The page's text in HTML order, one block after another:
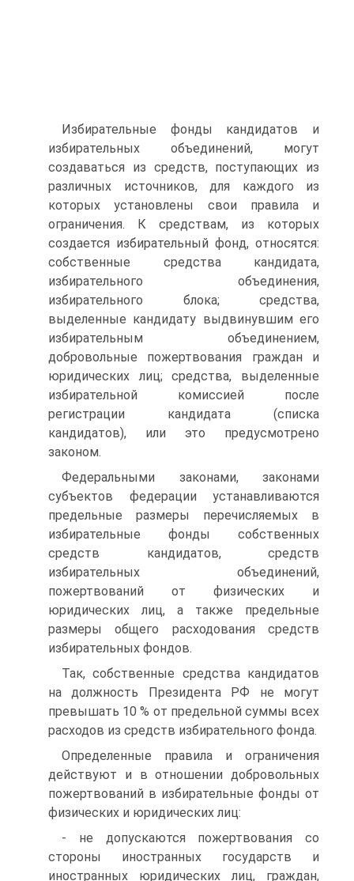
Избирательные фонды кандидатов и
избирательных объединений, могут
создаваться из средств, поступающих из
различных источников, для каждого из
которых установлены свои правила и
ограничения. К средствам, из которых
создается избирательный фонд, относятся:
собственные средства кандидата,
избирательного объединения,
избирательного блока; средства,
выделенные кандидату выдвинувшим его
избирательным объединением,
добровольные пожертвования граждан и
юридических лиц; средства, выделенные
избирательной комиссией после
регистрации кандидата (списка
кандидатов), или это предусмотрено
законом.
Федеральными законами, законами
субъектов федерации устанавливаются
предельные размеры перечисляемых в
избирательные фонды собственных
средств кандидатов, средств
избирательных объединений,
пожертвований от физических и
юридических лиц, а также предельные
размеры общего расходования средств
избирательных фондов.
Так, собственные средства кандидатов
на должность Президента РФ не могут
превышать 10 % от предельной суммы всех
расходов из средств избирательного фонда.
Определенные правила и ограничения
действуют и в отношении добровольных
пожертвований в избирательные фонды от
физических и юридических лиц:
- не допускаются пожертвования со
стороны иностранных государств и
иностранных юридических лиц, граждан,